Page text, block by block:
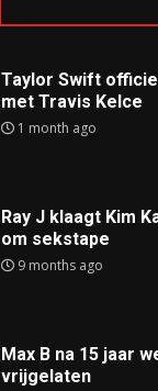
Taylor Swift
met Travis Kelce
1 month ago
Ray J klaagt Kim
om sekstape
9 months ago
Max B na 15 jaar
vrijgelaten